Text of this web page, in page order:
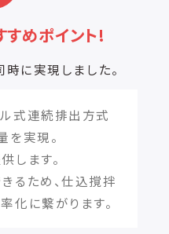
すめポイント!
に実現しました。
式連続排出方式
を実現。
します。
るため、仕込撹拌
化に繋がります。